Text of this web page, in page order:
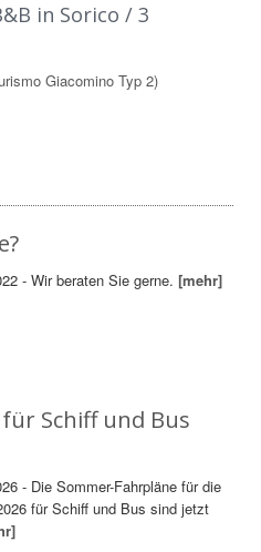
in Sorico / 3
Giacomino Typ 2)
- Wir beraten Sie gerne.[mehr]
Schiff und Bus
- Die Sommer-Fahrpläne für die
für Schiff und Bus sind jetzt